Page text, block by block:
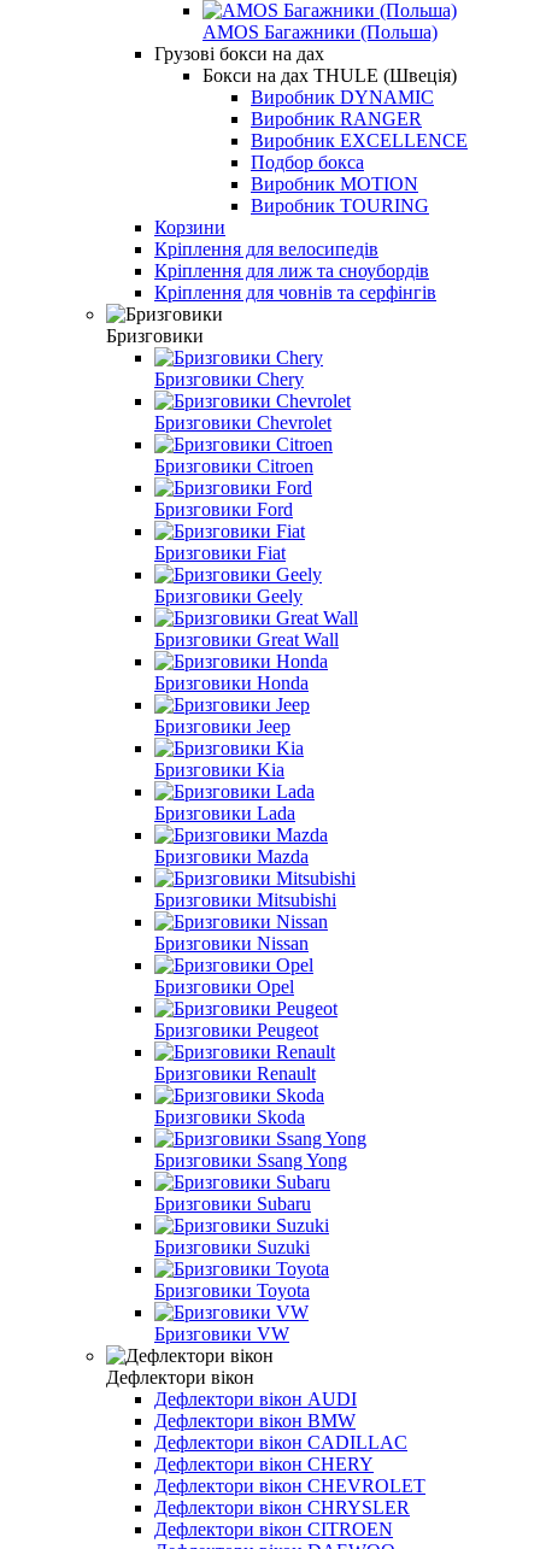
AMOS Багажники (Польша)
Грузові бокси на дах
Бокси на дах THULE (Швеція)
Виробник DYNAMIC
Виробник RANGER
Виробник EXCELLENCE
Подбор бокса
Виробник MOTION
Виробник TOURING
Корзини
Кріплення для велосипедів
Кріплення для лиж та сноубордів
Кріплення для човнів та серфінгів
Бризговики
Бризговики Chery
Бризговики Chevrolet
Бризговики Citroen
Бризговики Ford
Бризговики Fiat
Бризговики Geely
Бризговики Great Wall
Бризговики Honda
Бризговики Jeep
Бризговики Kia
Бризговики Lada
Бризговики Mazda
Бризговики Mitsubishi
Бризговики Nissan
Бризговики Opel
Бризговики Peugeot
Бризговики Renault
Бризговики Skoda
Бризговики Ssang Yong
Бризговики Subaru
Бризговики Suzuki
Бризговики Toyota
Бризговики VW
Дефлектори вікон
Дефлектори вікон AUDI
Дефлектори вікон BMW
Дефлектори вікон CADILLAC
Дефлектори вікон CHERY
Дефлектори вікон CHEVROLET
Дефлектори вікон CHRYSLER
Дефлектори вікон CITROEN